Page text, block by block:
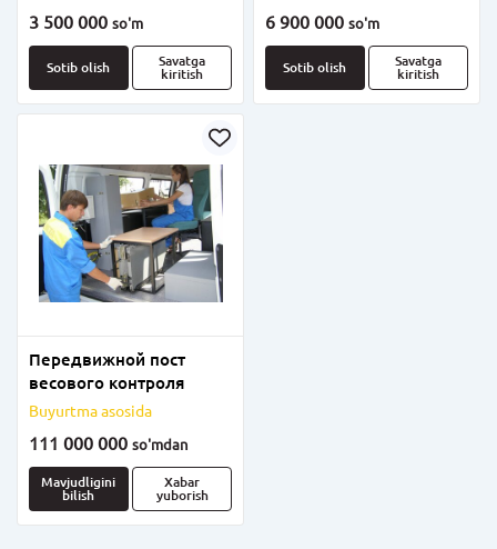
3 500 000 so'm
Sotib olish
Savatga
kiritish
6 900 000 so'm
Sotib olish
Savatga
kiritish
Передвижной пост
весового контроля
Buyurtma asosida
111 000 000 so'mdan
Mavjudligini
bilish
Xabar
yuborish